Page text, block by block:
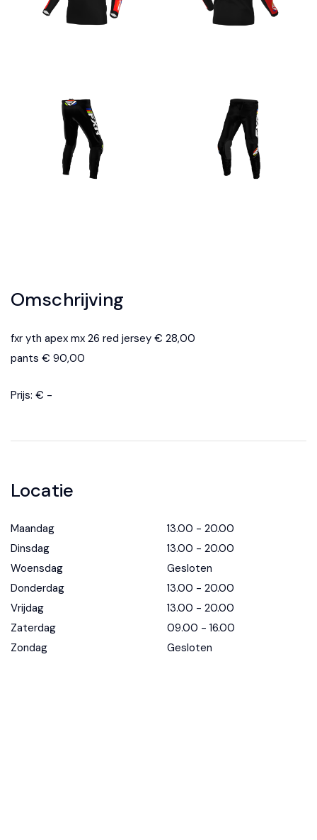
Omschrijving
fxr yth apex mx 26 red jersey € 28,00
pants € 90,00
Prijs: € -
Locatie
Maandag
Dinsdag
Woensdag
Donderdag
Vrijdag
Zaterdag
Zondag
13.00 - 20.00
13.00 - 20.00
Gesloten
13.00 - 20.00
13.00 - 20.00
09.00 - 16.00
Gesloten